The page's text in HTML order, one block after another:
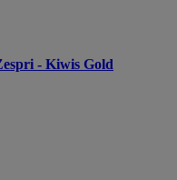
- Kiwis Gold